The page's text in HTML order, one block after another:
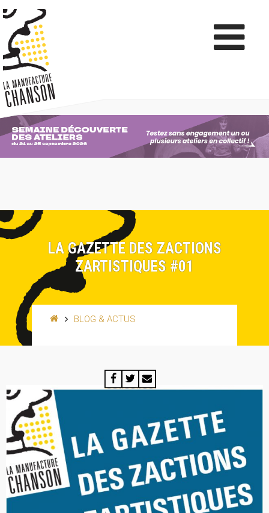
LA GAZETTE DES ZACTIONS
ZARTISTIQUES #01
BLOG & ACTUS